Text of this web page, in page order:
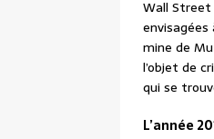
Wall Street
mine de
l’objet de
qui se
L’année